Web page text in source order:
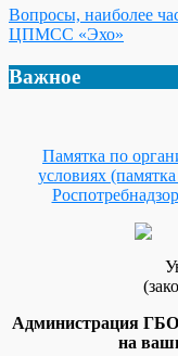
Вопросы, наиболее
ЦПМСС «Эхо»
Важное
Памятка по
условиях
Администрация
на